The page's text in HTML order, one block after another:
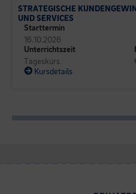
STRATEGISCHE
UND SERVICES
Starttermin
16.10.2026
Unterrichtszeit
Tageskurs
Kursdetails